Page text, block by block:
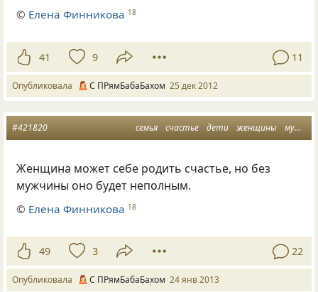
© Елена Финникова 18
41 9 11
Опубликовала С ПРямБабаБахом 25 дек 2012
семья счастье дети женщины мужчины
#421820
Женщина может себе родить счастье, но без
мужчины оно будет неполным.
© Елена Финникова 18
49 3 22
Опубликовала С ПРямБабаБахом 24 янв 2013